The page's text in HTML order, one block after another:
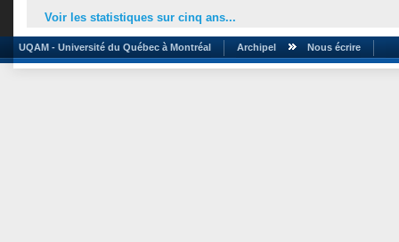
Voir les statistiques sur cinq ans...
UQAM - Université du Québec à Montréal Archipel Nous écrire